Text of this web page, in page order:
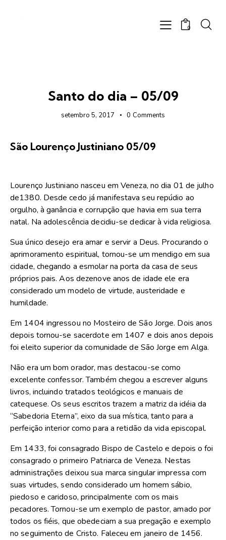
0
Santo do dia – 05/09
setembro 5, 2017 0 Comments
São Lourenço Justiniano 05/09
Lourenço Justiniano nasceu em Veneza, no dia 01 de julho
de1380. Desde cedo já manifestava seu repúdio ao
orgulho, à ganância e corrupção que havia em sua terra
natal. Na adolescência decidiu-se dedicar à vida religiosa.
Sua único desejo era amar e servir a Deus. Procurando o
aprimoramento espiritual, tornou-se um mendigo em sua
cidade, chegando a esmolar na porta da casa de seus
próprios pais. Aos dezenove anos de idade ele era
considerado um modelo de virtude, austeridade e
humildade.
Em 1404 ingressou no Mosteiro de São Jorge. Dois anos
depois tornou-se sacerdote em 1407 e dois anos depois
foi eleito superior da comunidade de São Jorge em Alga.
Não era um bom orador, mas destacou-se como
excelente confessor. Também chegou a escrever alguns
livros, incluindo tratados teológicos e manuais de
catequese. Os seus escritos trazem a matriz da idéia da
“Sabedoria Eterna”, eixo da sua mística, tanto para a
perfeição interior como para a retidão da vida episcopal.
Em 1433, foi consagrado Bispo de Castelo e depois o foi
consagrado o primeiro Patriarca de Veneza. Nestas
administrações deixou sua marca singular impressa com
suas virtudes, sendo considerado um homem sábio,
piedoso e caridoso, principalmente com os mais
pecadores. Tornou-se um exemplo de pastor, amado por
todos os fiéis, que obedeciam a sua pregação e exemplo
no seguimento de Cristo. Faleceu em janeiro de 1456.